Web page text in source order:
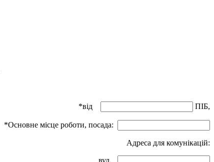
*від ПІБ,
*Основне місце роботи, посада:
Адреса для комунікацій:
вул.